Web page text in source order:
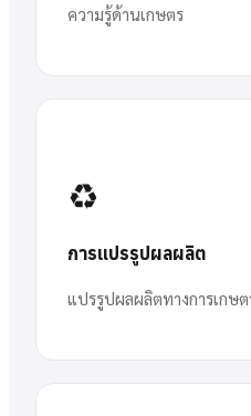
ความรู้ด้านเกษตร
♻️
การแปรรูปผลผลิต
แปรรูปผลผลิตทางการเก